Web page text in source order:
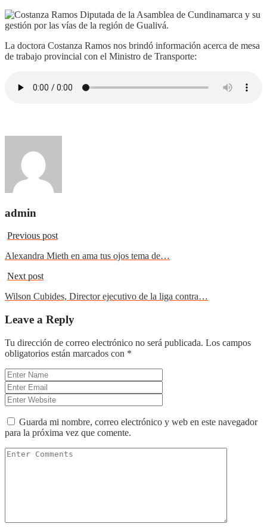
La doctora Costanza Ramos nos brindó información acerca de mesa
de trabajo provincial con el Ministro de Transporte:
admin
Previous post
Alexandra Mieth en ama tus ojos tema de…
Next post
Wilson Cubides, Director ejecutivo de la liga contra…
Leave a Reply
Tu dirección de correo electrónico no será publicada. Los campos
obligatorios están marcados con *
Guarda mi nombre, correo electrónico y web en este navegador
para la próxima vez que comente.